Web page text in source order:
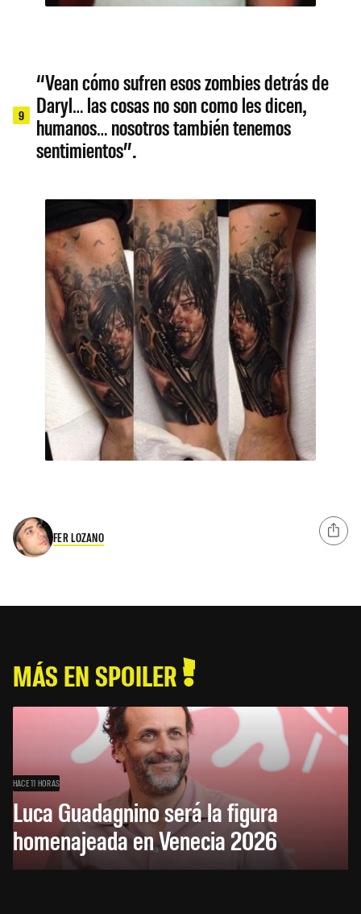
9
“Vean cómo sufren esos zombies detrás de
Daryl… las cosas no son como les dicen,
humanos… nosotros también tenemos
sentimientos”.
FER LOZANO
MÁS EN SPOILER
HACE 11 HORAS
Luca Guadagnino será la figura
homenajeada en Venecia 2026